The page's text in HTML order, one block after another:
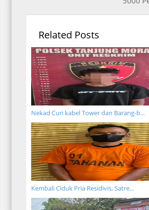
Related Posts
Nekad Curi kabel Tower dan Barang-b...
Kembali Ciduk Pria Residivis, Satre...